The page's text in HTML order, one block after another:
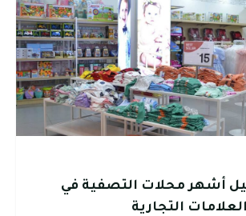
أشهر محلات التصفية في
التجارية